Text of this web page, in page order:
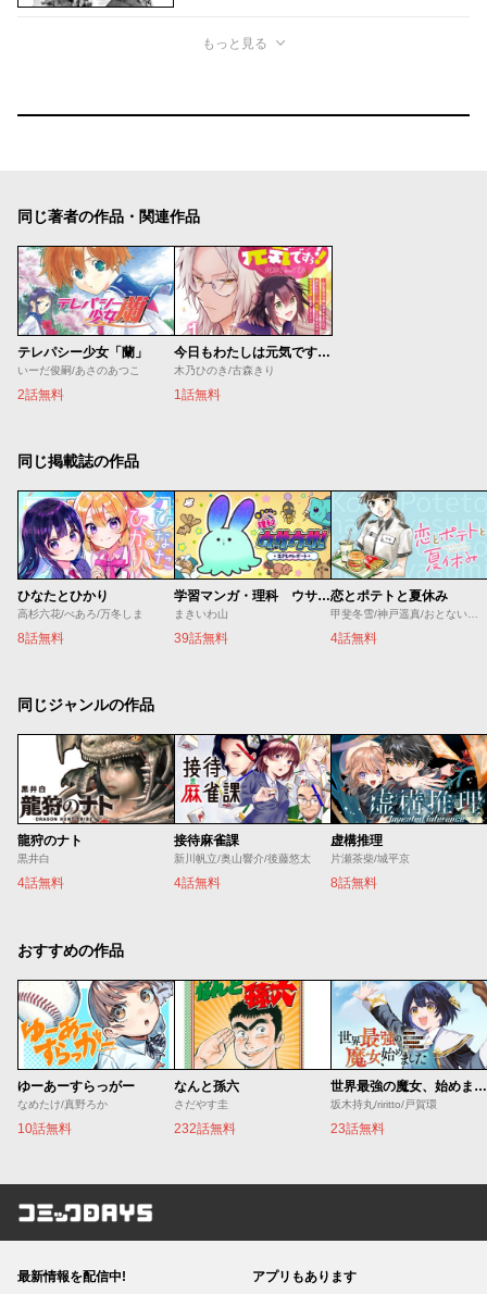
もっと見る
同じ著者の作品・関連作品
テレパシー少女「蘭」
いーだ俊嗣/あさのあつこ
2話無料
今日もわたしは元気ですぅ！！（キレ気味） 転生悪役令嬢に逆ざまぁされた転生ヒロインは、祝福しか能がなかったので宝石祝福師に転身しました
木乃ひのき/古森きり
1話無料
同じ掲載誌の作品
ひなたとひかり
高杉六花/べあろ/万冬しま
8話無料
学習マンガ・理科 ウサウサ！
まきいわ山
39話無料
恋とポテトと夏休み
甲斐冬雪/神戸遥真/おとないちあき
4話無料
同じジャンルの作品
龍狩のナト
黒井白
4話無料
接待麻雀課
新川帆立/奥山響介/後藤悠太
4話無料
虚構推理
片瀬茶柴/城平京
8話無料
おすすめの作品
ゆーあーすらっがー
なめたけ/真野ろか
10話無料
なんと孫六
さだやす圭
232話無料
世界最強の魔女、始めました ～私だけ『攻略サイト』を見れる世界で自由に生きます～
坂木持丸/riritto/戸賀環
23話無料
コミックDAYS
最新情報を配信中! アプリもあります